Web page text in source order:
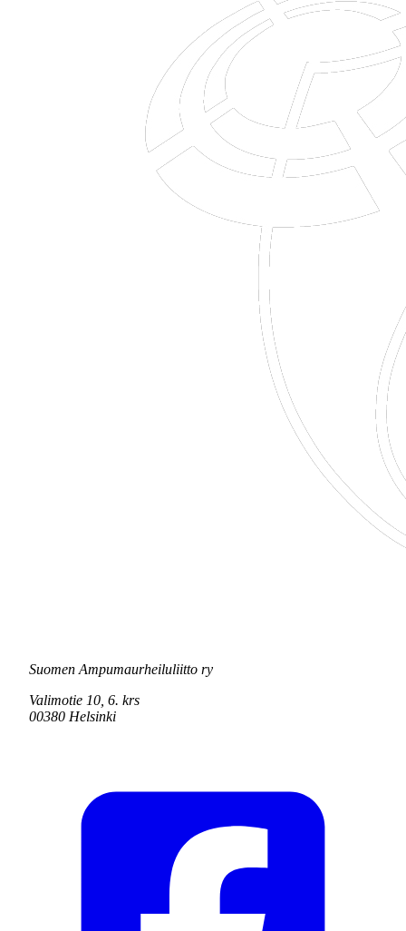
Suomen Ampumaurheiluliitto ry
Valimotie 10, 6. krs
00380 Helsinki